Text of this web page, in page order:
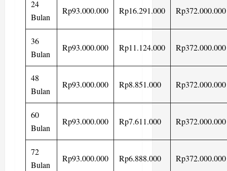
24
Bulan
Rp93.000.000 Rp16.291.000 Rp372.000.000
36
Bulan
Rp93.000.000 Rp11.124.000 Rp372.000.000
48
Bulan
Rp93.000.000 Rp8.851.000 Rp372.000.000
60
Bulan
Rp93.000.000 Rp7.611.000 Rp372.000.000
72
Bulan
Rp93.000.000 Rp6.888.000 Rp372.000.000